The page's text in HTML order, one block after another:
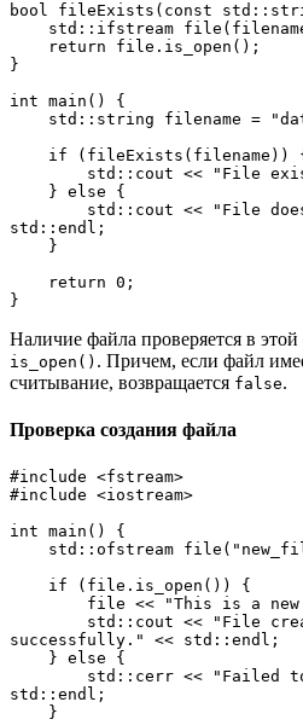
bool fileExists(const
std::ifstream
    return file.is_open();
}
int main() {
std::string filename =
if (fileExists(filename))
std::cout << "File
    } else {
std::endl;
    }
    return 0;
}
Наличие файла проверяется в
is_open() . Причем, если файл
считывание, возвращается false.
Проверка создания файла
#include <fstream>
#include <iostream>
int main() {
std::ofstream
    if (file.is_open()) {
file << "This is
successfully." << std::endl;
    } else {
std::endl;
    }